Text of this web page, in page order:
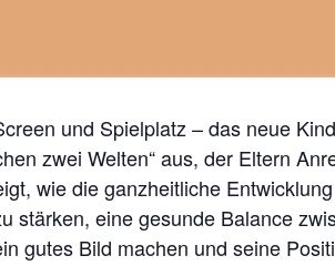
und Spielplatz – das neue
zwei Welten“ aus, der Eltern
wie die ganzheitliche
stärken, eine gesunde Balance
gutes Bild machen und seine